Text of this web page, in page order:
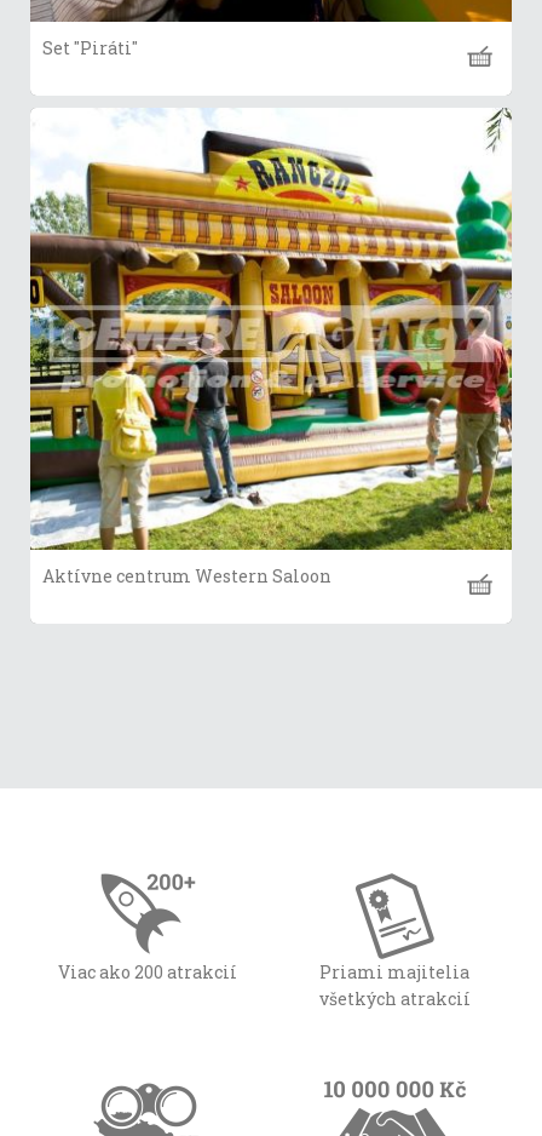
Set "Piráti"
Aktívne centrum Western Saloon
Viac ako 200 atrakcií
Priami majitelia
všetkých atrakcií